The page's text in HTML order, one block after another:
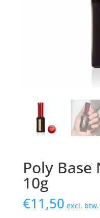
Poly
10g
€11,50 excl. btw.